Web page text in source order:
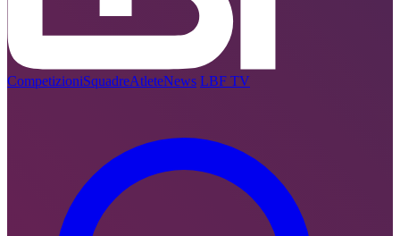
CompetizioniSquadreAtleteNews LBF TV